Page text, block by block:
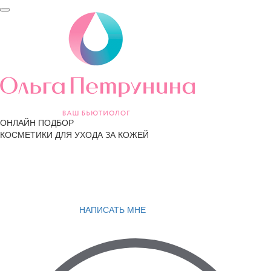
ОНЛАЙН ПОДБОР
КОСМЕТИКИ ДЛЯ УХОДА ЗА КОЖЕЙ
НАПИСАТЬ МНЕ